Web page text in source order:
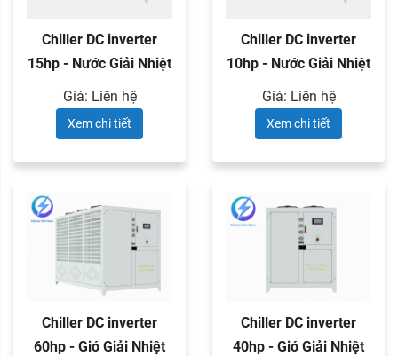
Chiller DC inverter
15hp - Nước Giải Nhiệt
Giá: Liên hệ
Xem chi tiết
Chiller DC inverter
10hp - Nước Giải Nhiệt
Giá: Liên hệ
Xem chi tiết
Chiller DC inverter
60hp - Gió Giải Nhiệt
Chiller DC inverter
40hp - Gió Giải Nhiệt